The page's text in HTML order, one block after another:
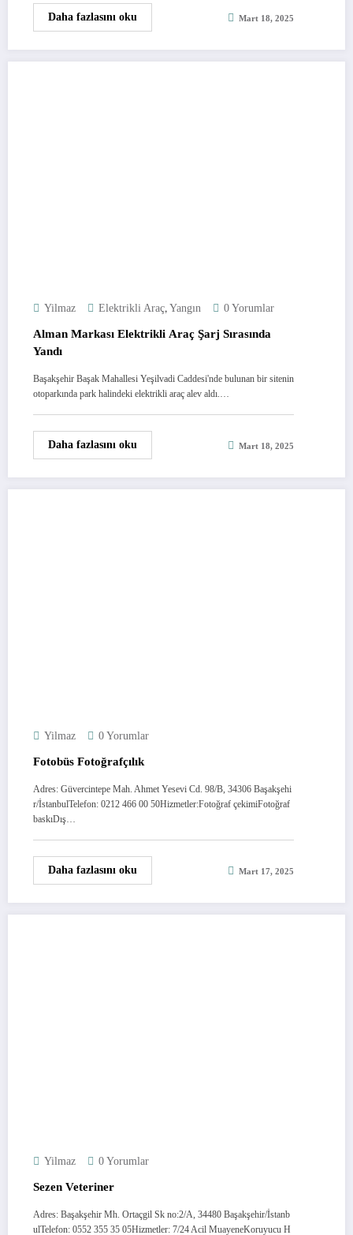
Daha fazlasını oku Mart 18, 2025
Yilmaz Elektrikli Araç, Yangın 0 Yorumlar
Alman Markası Elektrikli Araç Şarj Sırasında
Yandı
Başakşehir Başak Mahallesi Yeşilvadi Caddesi'nde bulunan bir sitenin
otoparkında park halindeki elektrikli araç alev aldı.…
Daha fazlasını oku Mart 18, 2025
Yilmaz 0 Yorumlar
Fotobüs Fotoğrafçılık
Adres: Güvercintepe Mah. Ahmet Yesevi Cd. 98/B, 34306 Başakşehi
r/İstanbulTelefon: 0212 466 00 50Hizmetler:Fotoğraf çekimiFotoğraf
baskıDış…
Daha fazlasını oku Mart 17, 2025
Yilmaz 0 Yorumlar
Sezen Veteriner
Adres: Başakşehir Mh. Ortaçgil Sk no:2/A, 34480 Başakşehir/İstanb
ulTelefon: 0552 355 35 05Hizmetler: 7/24 Acil MuayeneKoruyucu H